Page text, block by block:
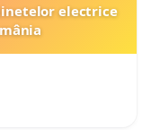
electrice